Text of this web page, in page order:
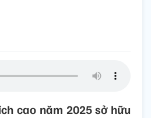
cao năm 2025 sở hữu